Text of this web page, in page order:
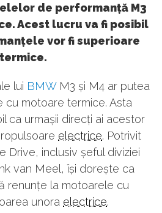
de performanță M3
Acest lucru va fi posibil
vor fi superioare
lui BMWM3 și M4 ar putea
cu motoare termice. Asta
ca urmașii direcți ai acestor
electrice. Potrivit
Drive, inclusiv șeful diviziei
van Meel, își dorește ca
renunțe la motoarele cu
unora electrice.